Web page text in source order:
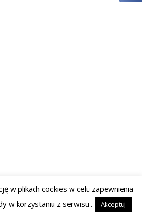
2026 | Powered by Tyrant Studio
w plikach cookies w celu zapewnienia
w korzystaniu z serwisu .
Akceptuj